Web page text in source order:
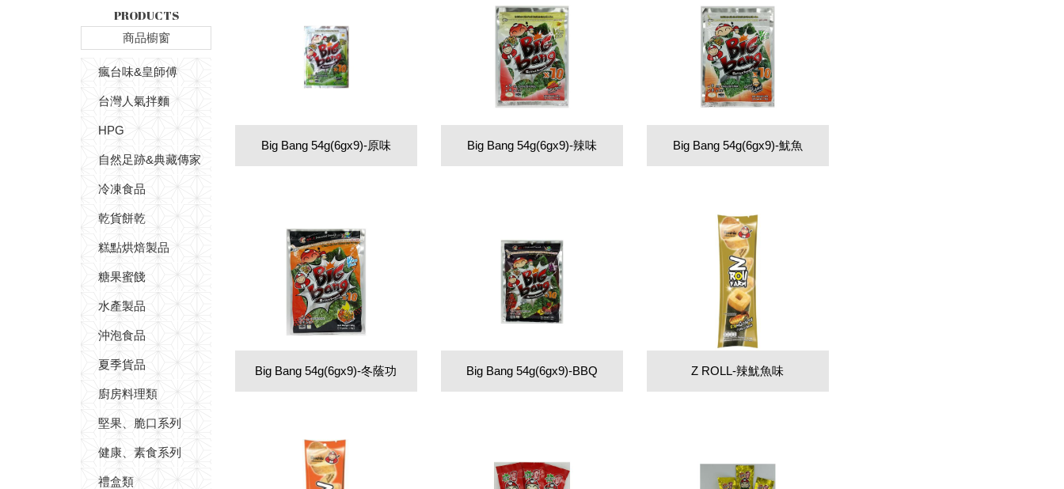
PRODUCTS
商品櫥窗
瘋台味&皇師傅
台灣人氣拌麵
HPG
自然足跡&典藏傳家
冷凍食品
乾貨餅乾
糕點烘焙製品
糖果蜜餞
水產製品
沖泡食品
夏季貨品
廚房料理類
堅果、脆口系列
健康、素食系列
禮盒類
Big Bang 54g(6gx9)-原味 Big Bang 54g(6gx9)-辣味 Big Bang 54g(6gx9)-魷魚
Big Bang 54g(6gx9)-冬蔭功 Big Bang 54g(6gx9)-BBQ Z ROLL-辣魷魚味